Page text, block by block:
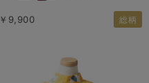
￥9,900 総柄